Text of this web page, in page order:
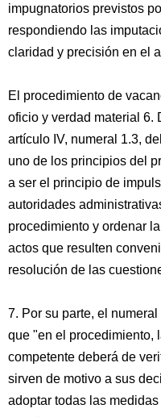
impugnatorios previstos
respondiendo las
claridad y precisión en el
El procedimiento de
oficio y verdad material 6.
artículo IV, numeral 1.3,
uno de los principios del
a ser el principio de
autoridades
procedimiento y ordenar
actos que resulten
resolución de las
7. Por su parte, el
que "en el procedimiento,
competente deberá de
sirven de motivo a sus
adoptar todas las